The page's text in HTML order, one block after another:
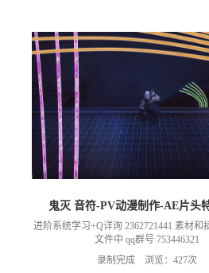
鬼灭 音符-PV动漫制作-AE片头
进阶系统学习+Q详询 2362721441 素材和
文件中 qq群号 753446321
录制完成 浏览：427次